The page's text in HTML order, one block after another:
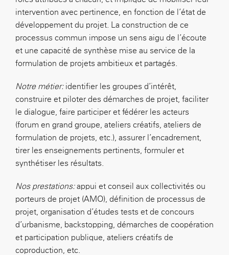
intervention avec pertinence, en fonction de l’état de
développement du projet. La construction de ce
processus commun impose un sens aigu de l’écoute
et une capacité de synthèse mise au service de la
formulation de projets ambitieux et partagés.
Notre métier:identifier les groupes d’intérêt,
construire et piloter des démarches de projet, faciliter
le dialogue, faire participer et fédérer les acteurs
(forum en grand groupe, ateliers créatifs, ateliers de
formulation de projets, etc.), assurer l’encadrement,
tirer les enseignements pertinents, formuler et
synthétiser les résultats.
Nos prestations:appui et conseil aux collectivités ou
porteurs de projet (AMO), définition de processus de
projet, organisation d’études tests et de concours
d’urbanisme, backstopping, démarches de coopération
et participation publique, ateliers créatifs de
coproduction, etc.